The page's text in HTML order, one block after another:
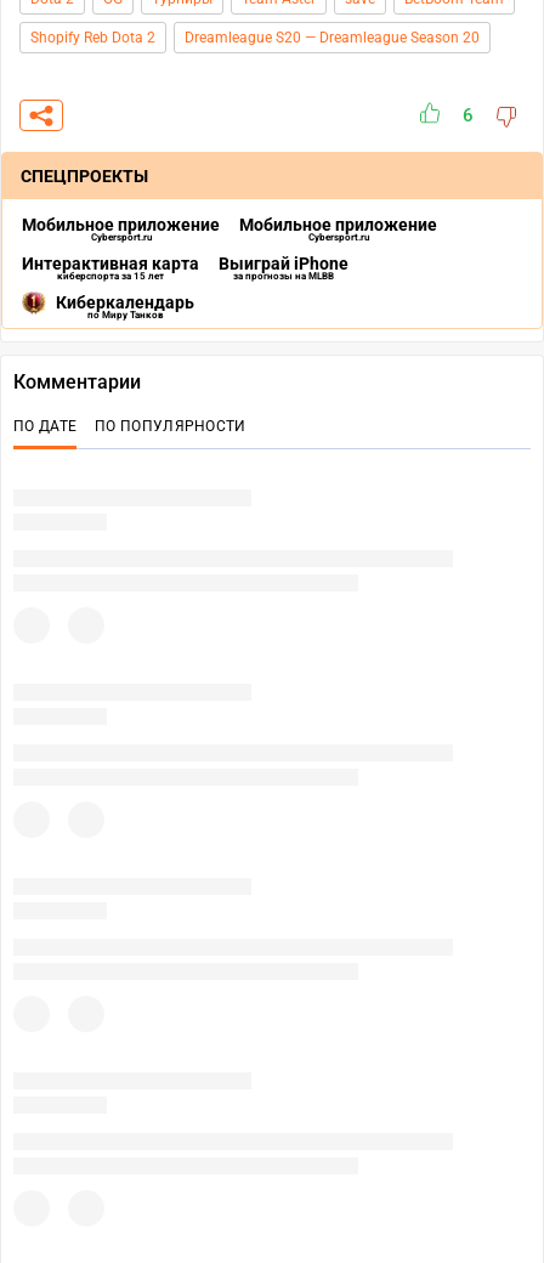
Shopify Reb Dota 2 Dreamleague S20 — Dreamleague Season 20
6
СПЕЦПРОЕКТЫ
Мобильное приложение
Cybersport.ru
Мобильное приложение
Cybersport.ru
Интерактивная карта
киберспорта за 15 лет
Выиграй iPhone
за прогнозы на MLBB
Киберкалендарь
по Миру Танков
Комментарии
ПО ДАТЕ ПО ПОПУЛЯРНОСТИ